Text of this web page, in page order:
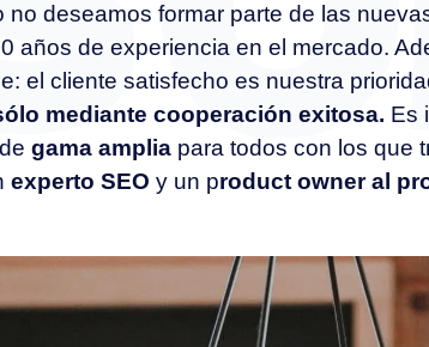
deseamos formar parte de las
años de experiencia en el mercado.
el cliente satisfecho es nuestra
mediante cooperación exitosa. Es
gama amplia para todos con los que
experto SEO y un product owner al